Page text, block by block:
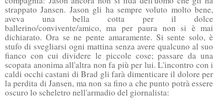
strappato Jansen. Jason gli ha sempre voluto molto bene,
aveva una bella cotta per il dolce
ballerino/convivente/amico, ma per paura non si è mai
dichiarato. Ora se ne pente amaramente. Si sente solo, è
stufo di svegliarsi ogni mattina senza avere qualcuno al suo
fianco con cui dividere le piccole cose; passare da una
scopata anonima all'altra non fa più per lui. L'incontro con i
caldi occhi castani di Brad gli farà dimenticare il dolore per
la perdita di Jansen, ma non sa fino a che punto potrà essere
oscuro lo scheletro nell'armadio del giornalista: